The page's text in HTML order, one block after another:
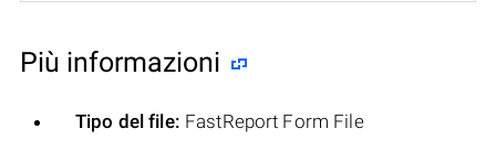
Più informazioni
Tipo del file: FastReport Form File